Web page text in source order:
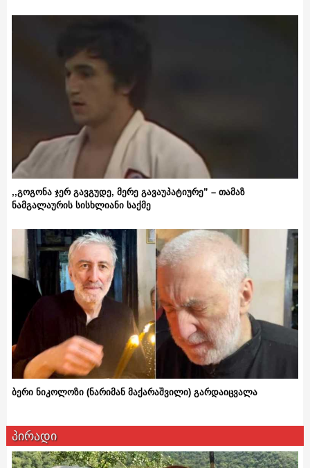
,,გოგონა ჯერ გავგუდე, მერე გავაუპატიურე” – თამაზ
ნამგალაურის სისხლიანი საქმე
ბერი ნიკოლოზი (ნარიმან მაქარაშვილი) გარდაიცვალა
პირადი